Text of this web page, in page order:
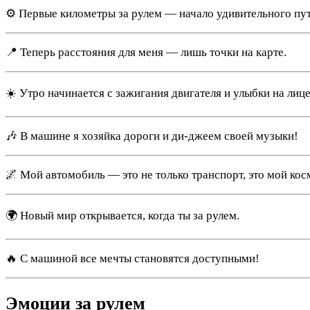
⚙️ Первые километры за рулем — начало удивительного
📍 Теперь расстояния для меня — лишь точки на карте.
☀️ Утро начинается с зажигания двигателя и улыбки на
🎶 В машине я хозяйка дороги и ди-джеем своей музыки!
🌌 Мой автомобиль — это не только транспорт, это мой
🌍 Новый мир открывается, когда ты за рулем.
🔥 С машиной все мечты становятся доступными!
Эмоции за рулем